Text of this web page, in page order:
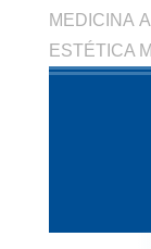
MEDICINA
ESTÉTICA